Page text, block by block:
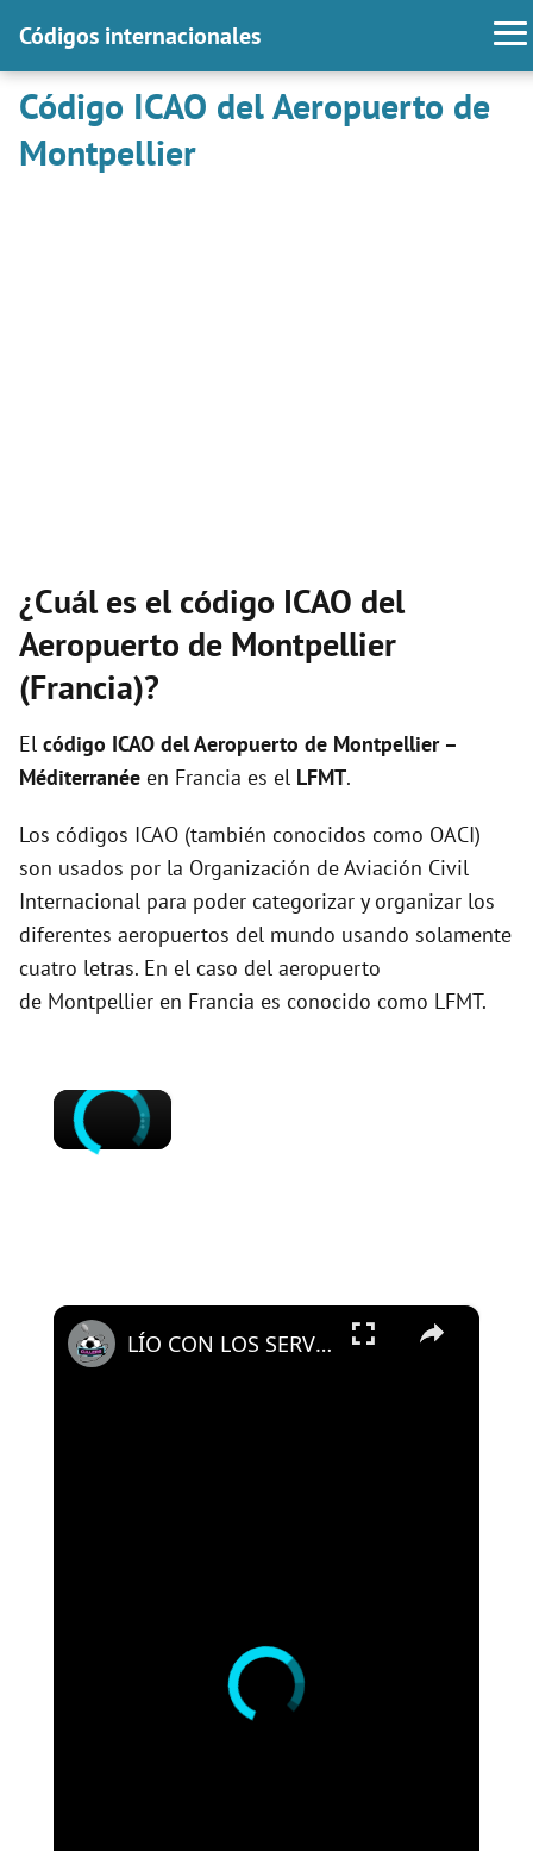
Códigos internacionales
Código ICAO del Aeropuerto de
Montpellier
¿Cuál es el código ICAO del
Aeropuerto de Montpellier
(Francia)?
El código ICAO delAeropuerto de Montpellier –
Méditerranée en Francia es el LFMT.
Los códigos ICAO (también conocidos como OACI)
son usados por la Organización de Aviación Civil
Internacional para poder categorizar y organizar los
diferentes aeropuertos del mundo usando solamente
cuatro letras. En el caso del aeropuerto
de Montpellier en Francia es conocido como LFMT.
×
×
LÍO CON LOS SERVICIOS MÉDICOS DEL MADRID